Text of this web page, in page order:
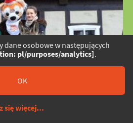
dane osobowe w następujących
pl/purposes/analytics].
OK
się więcej...